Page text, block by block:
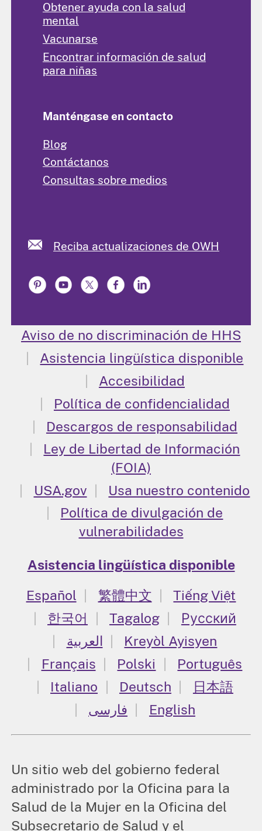
Obtener ayuda con la salud
mental
Vacunarse
Encontrar información de salud
para niñas
Manténgase en contacto
Blog
Contáctanos
Consultas sobre medios
Reciba actualizaciones de OWH
Aviso de no discriminación de HHS
Asistencia lingüística disponible
Accesibilidad
Política de confidencialidad
Descargos de responsabilidad
Ley de Libertad de Información
(FOIA)
USA.gov
Usa nuestro contenido
Política de divulgación de
vulnerabilidades
Asistencia lingüística disponible
Español
繁體中文
Tiếng Việt
한국어
Tagalog
Русский
العربية
Kreyòl Ayisyen
Français
Polski
Português
Italiano
Deutsch
日本語
فارسی
English
Un sitio web del gobierno federal
administrado por la Oficina para la
Salud de la Mujer en la Oficina del
Subsecretario de Salud y el